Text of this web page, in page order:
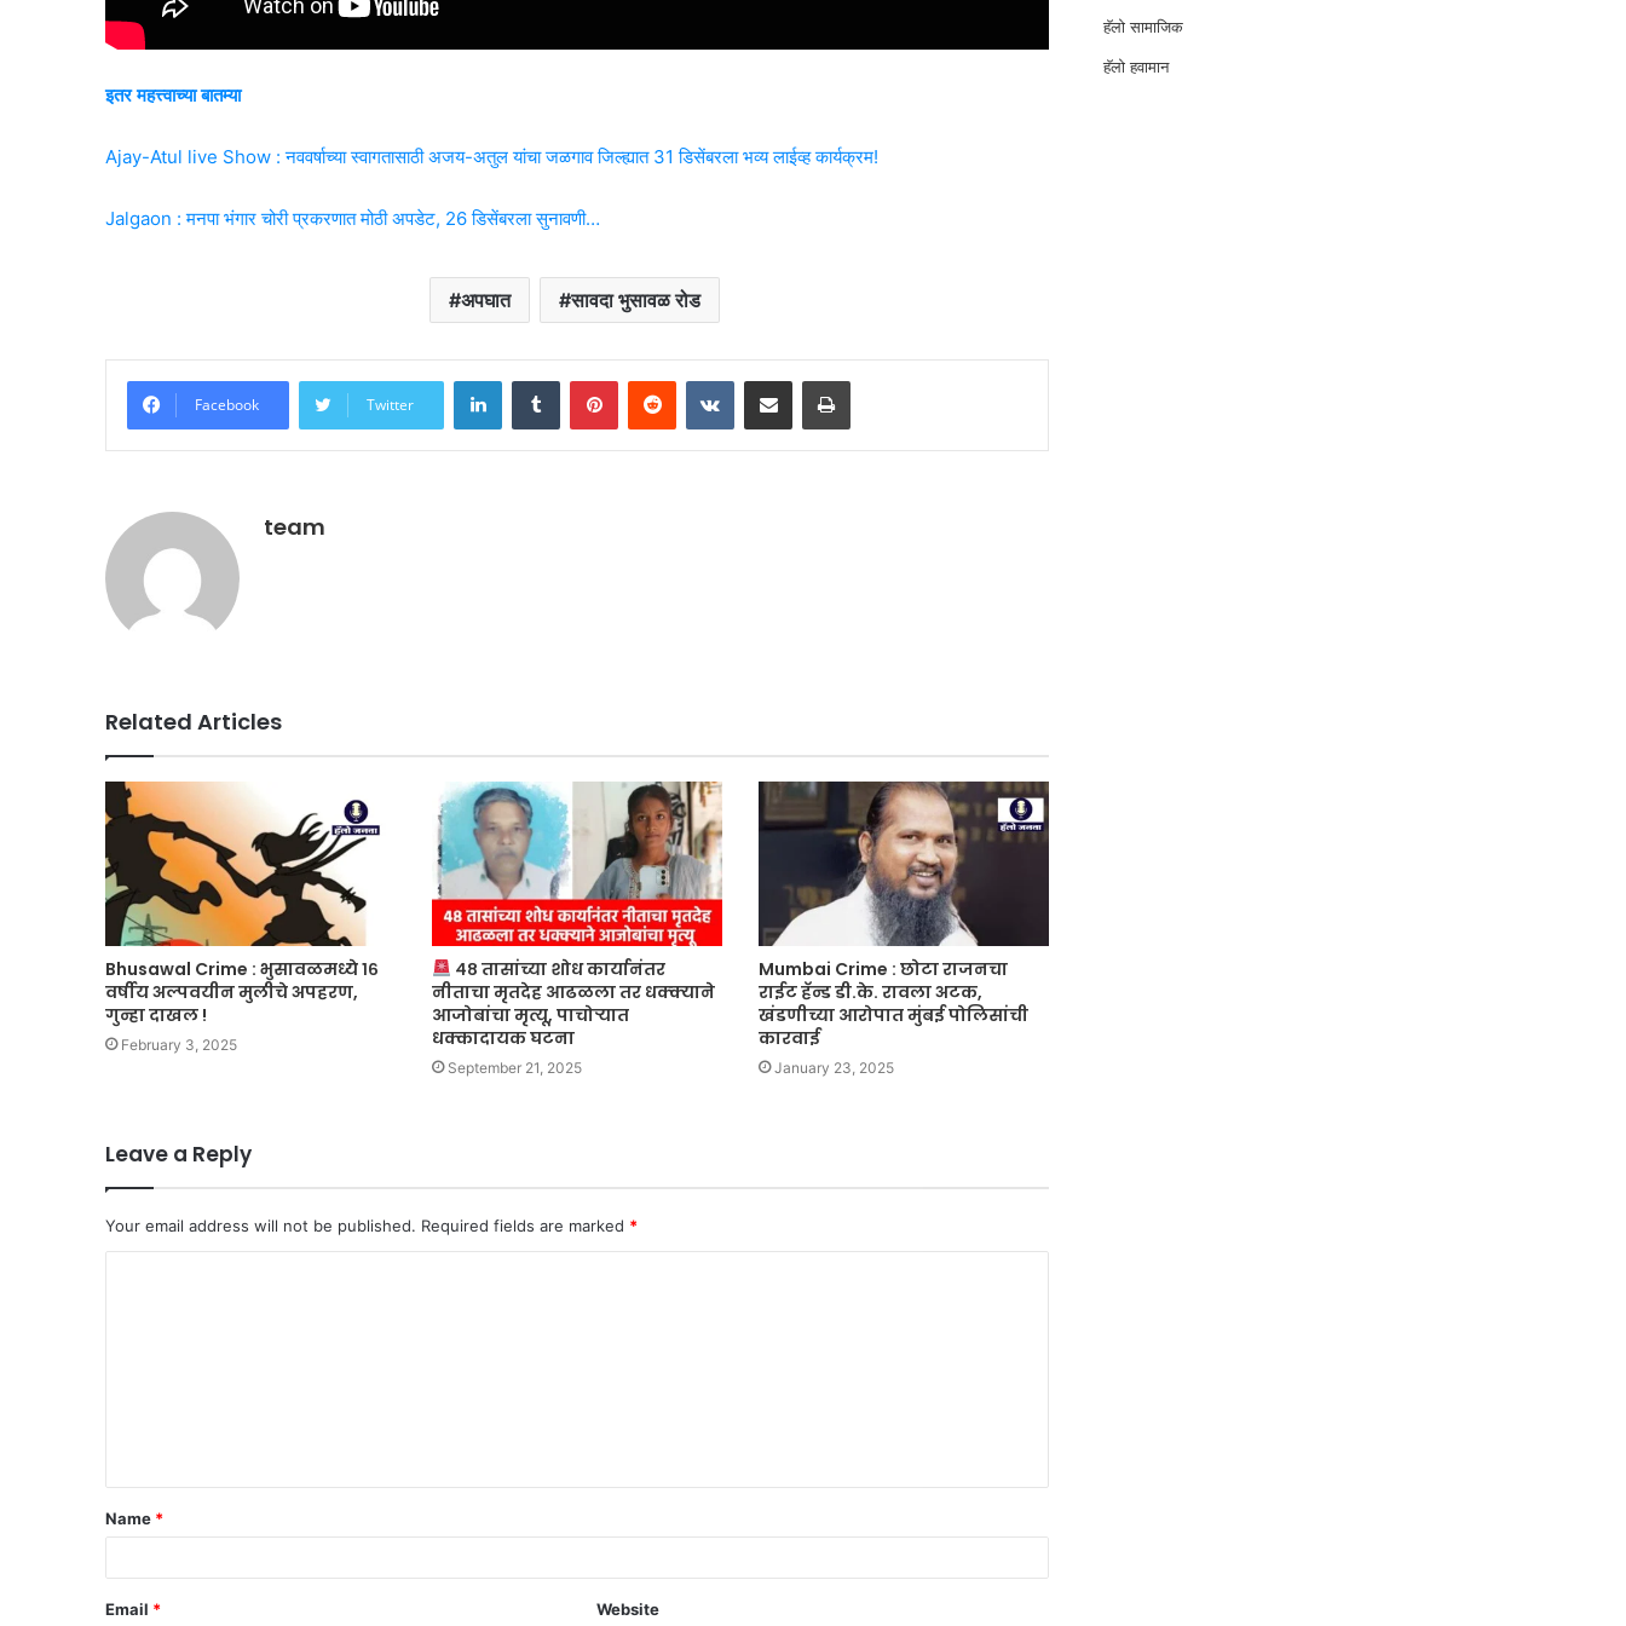
इतर महत्त्वाच्या बातम्या
Ajay-Atul live Show : नववर्षाच्या स्वागतासाठी अजय-अतुल यांचा जळगाव जिल्ह्यात 31 डिसेंबरला भव्य लाईव्ह कार्यक्रम!
Jalgaon : मनपा भंगार चोरी प्रकरणात मोठी अपडेट, 26 डिसेंबरला सुनावणी…
अपघात सावदा भुसावळ रोड
Facebook Twitter
LinkedInTumblr PinterestReddit VKontakteShare via Email Print
team
Related Articles
Bhusawal Crime : भुसावळमध्ये १६
वर्षीय अल्पवयीन मुलीचे अपहरण,
गुन्हा दाखल !
February 3, 2025
४८ तासांच्या शोध कार्यानंतर
नीताचा मृतदेह आढळला तर धक्क्याने
आजोबांचा मृत्यू, पाचोऱ्यात
धक्कादायक घटना
September 21, 2025
Mumbai Crime : छोटा राजनचा
राईट हॅन्ड डी.के. रावला अटक,
खंडणीच्या आरोपात मुंबई पोलिसांची
कारवाई
January 23, 2025
Leave a Reply
Your email address will not be published. Required fields are marked *
t
*
Name *
Email * Website
हॅलो सामाजिक
हॅलो हवामान